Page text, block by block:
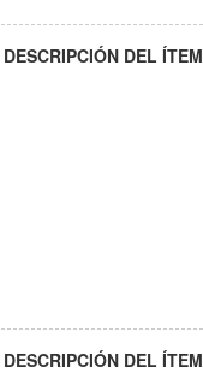
DESCRIPCIÓN DEL ÍTEM
DESCRIPCIÓN DEL ÍTEM